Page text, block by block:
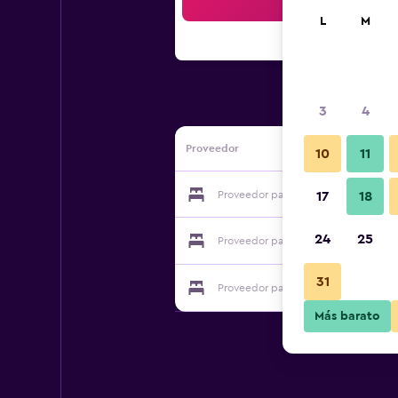
Proveedor
Proveedor para Relais Bayard
Proveedor para Relais Bayard
Proveedor para Relais Bayard
L M
3 4
10 11
17 18
24 25
31
Más barato